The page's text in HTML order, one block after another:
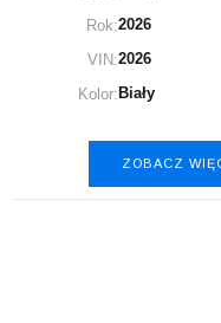
Rok:
VIN:
Kolor:
2026
2026
Biały
ZOBACZ